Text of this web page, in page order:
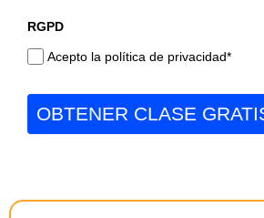
RGPD
Acepto la política de privacidad*
OBTENER CLASE